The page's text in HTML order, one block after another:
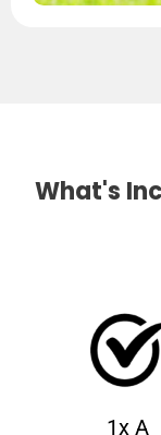
What's
1x A